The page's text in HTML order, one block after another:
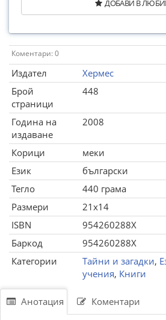
ДОБАВИ В
Коментари: 0
Издател
Хермес
Брой
страници
448
Година на
издаване
2008
Корици
меки
Език
български
Тегло
440 грама
Размери
21x14
ISBN
954260288X
Баркод
954260288X
Категории
Тайни и загадки,
учения, Книги
Анотация Коментари